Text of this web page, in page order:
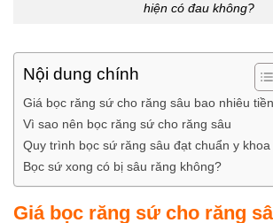
hiện có đau không?
Nội dung chính
Giá bọc răng sứ cho răng sâu bao nhiêu
Vì sao nên bọc răng sứ cho răng sâu
Quy trình bọc sứ răng sâu đạt chuẩn y khoa
Bọc sứ xong có bị sâu răng không?
Giá bọc răng sứ cho răng